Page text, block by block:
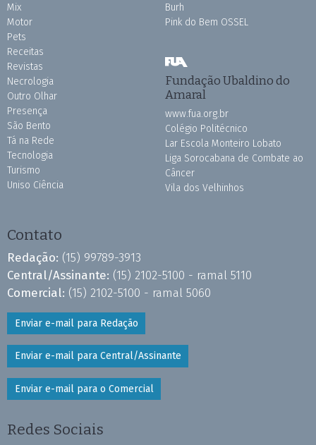
Mix
Motor
Pets
Receitas
Revistas
Necrologia
Outro Olhar
Presença
São Bento
Tá na Rede
Tecnologia
Turismo
Uniso Ciência
Burh
Pink do Bem OSSEL
Fundação Ubaldino do
Amaral
www.fua.org.br
Colégio Politécnico
Lar Escola Monteiro Lobato
Liga Sorocabana de Combate ao
Câncer
Vila dos Velhinhos
Contato
Redação: (15) 99789-3913
Central/Assinante: (15) 2102-5100 - ramal 5110
Comercial: (15) 2102-5100 - ramal 5060
Enviar e-mail para Redação
Enviar e-mail para Central/Assinante
Enviar e-mail para o Comercial
Redes Sociais